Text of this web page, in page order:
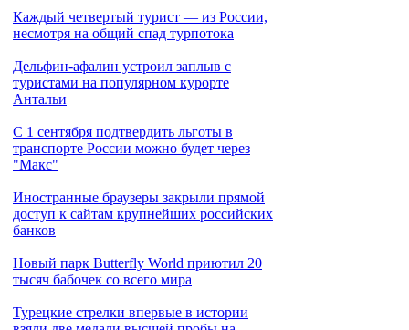
Каждый четвертый турист — из России,
несмотря на общий спад турпотока
Дельфин-афалин устроил заплыв с
туристами на популярном курорте
Антальи
С 1 сентября подтвердить льготы в
транспорте России можно будет через
"Макс"
Иностранные браузеры закрыли прямой
доступ к сайтам крупнейших российских
банков
Новый парк Butterfly World приютил 20
тысяч бабочек со всего мира
Турецкие стрелки впервые в истории